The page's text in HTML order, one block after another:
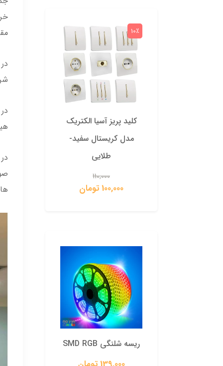
کلید پریز آسیا الکتریک
مدل کریستال سفید-
طلایی
110,000
100,000 تومان
10٪
ریسه شلنگی SMD RGB